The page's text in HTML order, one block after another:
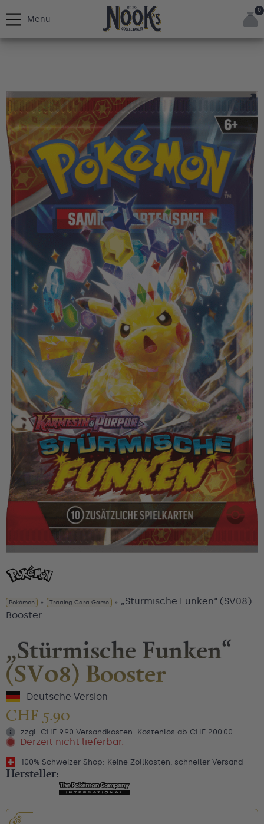
0
Menü
Pokémon » Trading Card Game » „Stürmische Funken“ (SV08)
Booster
„Stürmische Funken“
(SV08) Booster
Deutsche Version
CHF 5.90
zzgl. CHF 9.90 Versandkosten. Kostenlos ab CHF 200.00.
Derzeit nicht lieferbar.
100% Schweizer Shop: Keine Zollkosten, schneller Versand
Hersteller: